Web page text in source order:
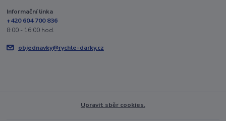
Informační linka
+420 604 700 836
8:00 - 16:00 hod.
objednavky@rychle-darky.cz
Upravit sběr cookies.